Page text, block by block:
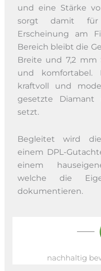
und eine Stärke
sorgt damit für
Erscheinung am
Bereich bleibt die
Breite und 7,2 mm
und komfortabel.
kraftvoll und
gesetzte Diamant
setzt.
Begleitet wird
einem DPL-
einem
welche die
dokumentieren.
nachhaltig